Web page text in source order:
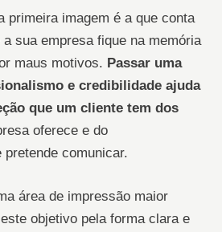
primeira imagem é a que conta
sua empresa fique na memória
maus motivos. Passar uma
e credibilidade ajuda
que um cliente tem dos
oferece e do
pretende comunicar.
área de impressão maior
objetivo pela forma clara e